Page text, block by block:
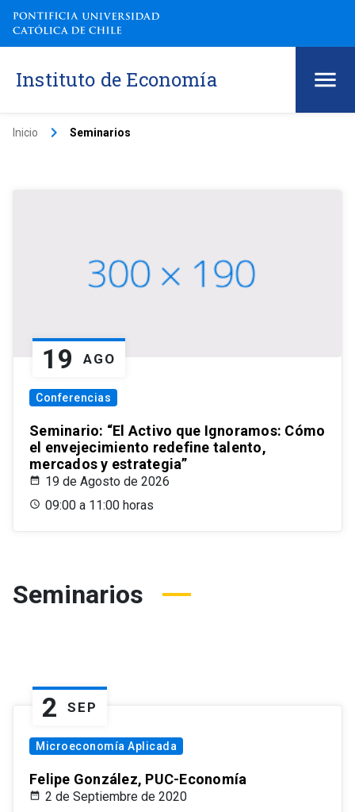
Instituto de Economía
Inicio keyboard_arrow_right Seminarios
19 AGO
Conferencias
Seminario: “El Activo que Ignoramos: Cómo
el envejecimiento redefine talento,
mercados y estrategia”
19 de Agosto de 2026
09:00 a 11:00 horas
Seminarios
2 SEP
Microeconomía Aplicada
Felipe González, PUC-Economía
2 de Septiembre de 2020